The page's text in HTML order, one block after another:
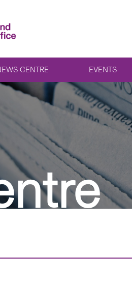
CENTRE EVENTS